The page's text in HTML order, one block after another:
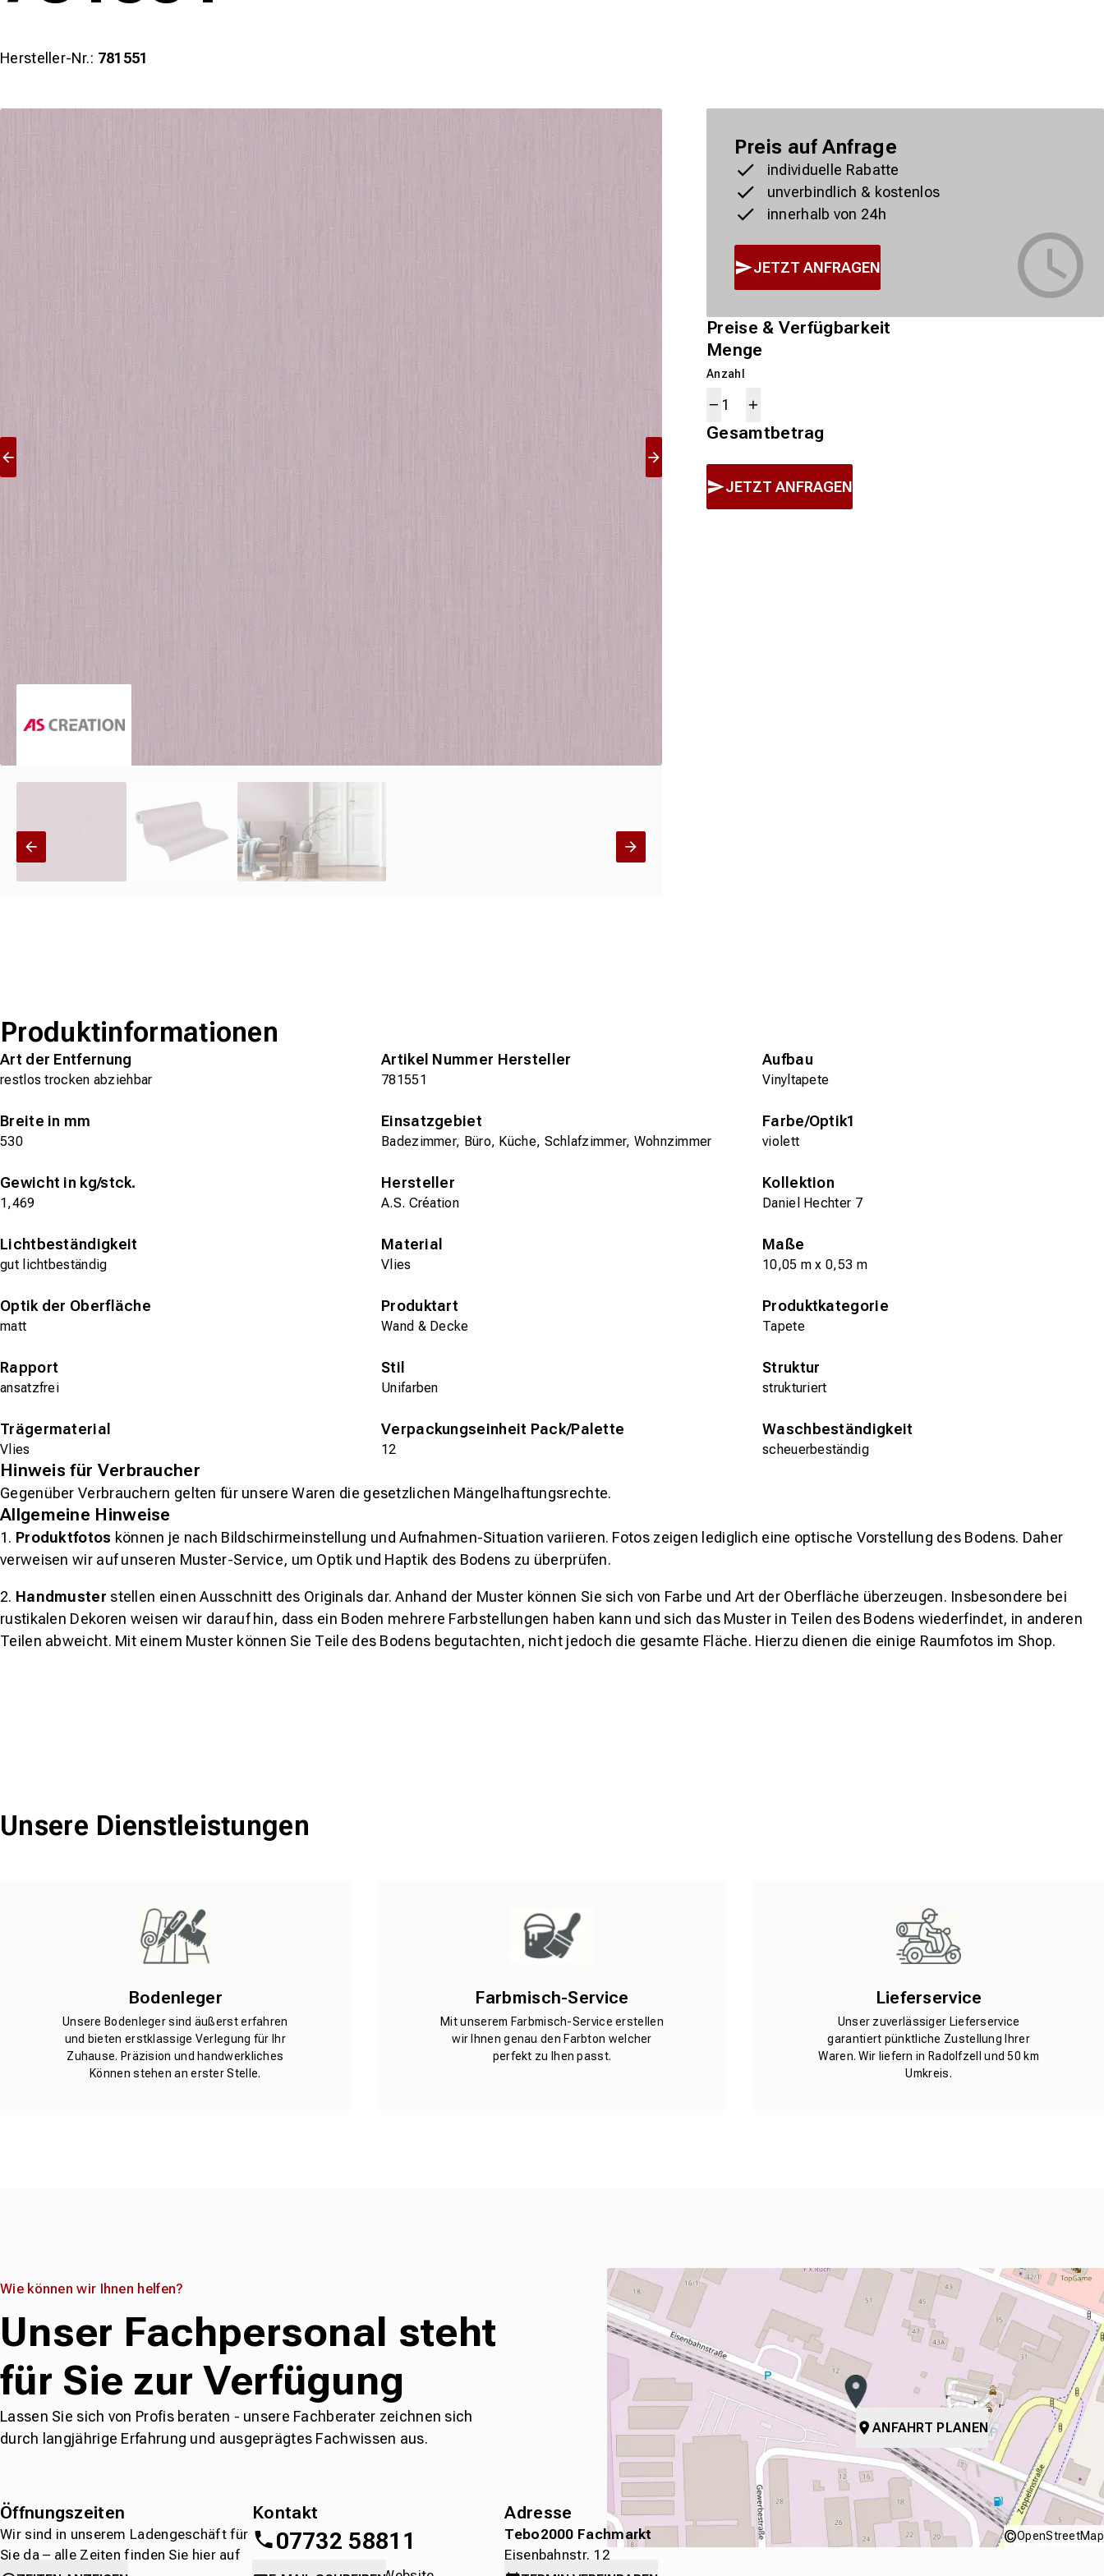
Hersteller-Nr.: 781551
Preis auf Anfrage
individuelle Rabatte
unverbindlich & kostenlos
innerhalb von 24h
JETZT ANFRAGEN
Preise & Verfügbarkeit
Menge
Anzahl
Gesamtbetrag
JETZT ANFRAGEN
Produktinformationen
Art der Entfernung
restlos trocken abziehbar
Artikel Nummer Hersteller
781551
Aufbau
Vinyltapete
Breite in mm
530
Einsatzgebiet
Badezimmer, Büro, Küche, Schlafzimmer, Wohnzimmer
Farbe/Optik1
violett
Gewicht in kg/stck.
1,469
Hersteller
A.S. Création
Kollektion
Daniel Hechter 7
Lichtbeständigkeit
gut lichtbeständig
Material
Vlies
Maße
10,05 m x 0,53 m
Optik der Oberfläche
matt
Produktart
Wand & Decke
Produktkategorie
Tapete
Rapport
ansatzfrei
Stil
Unifarben
Struktur
strukturiert
Trägermaterial
Vlies
Verpackungseinheit Pack/Palette
12
Waschbeständigkeit
scheuerbeständig
Hinweis für Verbraucher
Gegenüber Verbrauchern gelten für unsere Waren die gesetzlichen Mängelhaftungsrechte.
Allgemeine Hinweise
1. Produktfotos können je nach Bildschirmeinstellung und Aufnahmen-Situation variieren. Fotos zeigen lediglich eine optische Vorstellung des Bodens. Daher
verweisen wir auf unseren Muster-Service, um Optik und Haptik des Bodens zu überprüfen.
2. Handmuster stellen einen Ausschnitt des Originals dar. Anhand der Muster können Sie sich von Farbe und Art der Oberfläche überzeugen. Insbesondere bei
rustikalen Dekoren weisen wir darauf hin, dass ein Boden mehrere Farbstellungen haben kann und sich das Muster in Teilen des Bodens wiederfindet, in anderen
Teilen abweicht. Mit einem Muster können Sie Teile des Bodens begutachten, nicht jedoch die gesamte Fläche. Hierzu dienen die einige Raumfotos im Shop.
Unsere Dienstleistungen
Bodenleger
Unsere Bodenleger sind äußerst erfahren
und bieten erstklassige Verlegung für Ihr
Zuhause. Präzision und handwerkliches
Können stehen an erster Stelle.
Farbmisch-Service
Mit unserem Farbmisch-Service erstellen
wir Ihnen genau den Farbton welcher
perfekt zu Ihen passt.
Lieferservice
Unser zuverlässiger Lieferservice
garantiert pünktliche Zustellung Ihrer
Waren. Wir liefern in Radolfzell und 50 km
Umkreis.
Wie können wir Ihnen helfen?
Unser Fachpersonal steht
für Sie zur Verfügung
Lassen Sie sich von Profis beraten - unsere Fachberater zeichnen sich
durch langjährige Erfahrung und ausgeprägtes Fachwissen aus.
Öffnungszeiten
Wir sind in unserem Ladengeschäft für
Sie da – alle Zeiten finden Sie hier auf
Kontakt
07732 58811
Adresse
Tebo2000 Fachmarkt
Eisenbahnstr. 12
ANFAHRT PLANEN
©OpenStreetMap